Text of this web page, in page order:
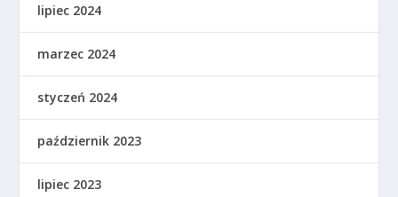
lipiec 2024
marzec 2024
styczeń 2024
październik 2023
lipiec 2023